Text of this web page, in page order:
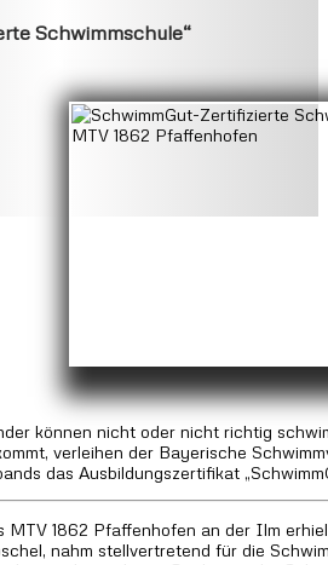
Schwimmschule“
können nicht oder nicht richtig
verleihen der Bayerische
das Ausbildungszertifikat
MTV 1862 Pfaffenhofen an der Ilm
nahm stellvertretend für die